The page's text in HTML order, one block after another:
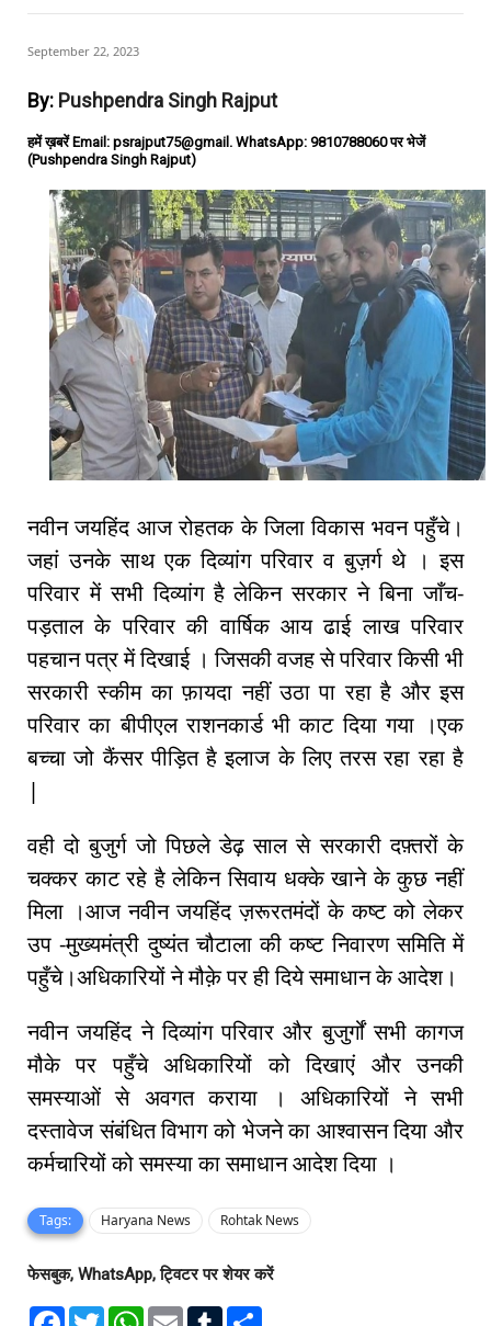
September 22, 2023
By: Pushpendra Singh Rajput
हमें ख़बरें Email: psrajput75@gmail. WhatsApp: 9810788060 पर भेजें
(Pushpendra Singh Rajput)
नवीन जयहिंद आज रोहतक के जिला विकास भवन पहुँचे।
जहां उनके साथ एक दिव्यांग परिवार व बुज़र्ग थे । इस
परिवार में सभी दिव्यांग है लेकिन सरकार ने बिना जाँच-
पड़ताल के परिवार की वार्षिक आय ढाई लाख परिवार
पहचान पत्र में दिखाई । जिसकी वजह से परिवार किसी भी
सरकारी स्कीम का फ़ायदा नहीं उठा पा रहा है और इस
परिवार का बीपीएल राशनकार्ड भी काट दिया गया ।एक
बच्चा जो कैंसर पीड़ित है इलाज के लिए तरस रहा रहा है
|
वही दो बुजुर्ग जो पिछले डेढ़ साल से सरकारी दफ़्तरों के
चक्कर काट रहे है लेकिन सिवाय धक्के खाने के कुछ नहीं
मिला ।आज नवीन जयहिंद ज़रूरतमंदों के कष्ट को लेकर
उप -मुख्यमंत्री दुष्यंत चौटाला की कष्ट निवारण समिति में
पहुँचे।अधिकारियों ने मौक़े पर ही दिये समाधान के आदेश।
नवीन जयहिंद ने दिव्यांग परिवार और बुजुर्गों सभी कागज
मौके पर पहुँचे अधिकारियों को दिखाएं और उनकी
समस्याओं से अवगत कराया । अधिकारियों ने सभी
दस्तावेज संबंधित विभाग को भेजने का आश्वासन दिया और
कर्मचारियों को समस्या का समाधान आदेश दिया ।
Tags: Haryana News Rohtak News
फेसबुक, WhatsApp, ट्विटर पर शेयर करें
F
T
W
E
T